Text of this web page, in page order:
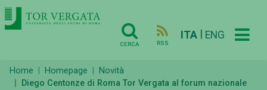
CERCA RSS
ITA ENG
Home Homepage
Novità
Diego Centonze di Roma Tor Vergata al forum nazionale